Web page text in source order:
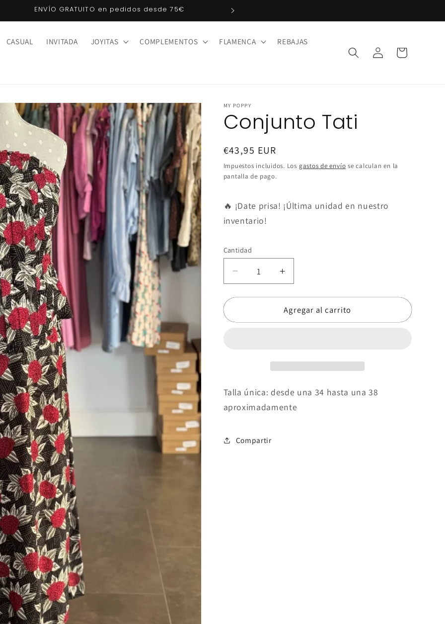
Klarna: compra ahora, paga después. ¡Sin intereses!
CASUAL INVITADA JOYITAS COMPLEMENTOS FLAMENCA REBAJAS
Iniciar
sesión
Carrito
MY POPPY
Conjunto Tati
Precio
habitual
€43,95 EUR
Impuestos incluidos. Los gastos de envío se calculan en la
pantalla de pago.
🔥 ¡Date prisa! ¡Última unidad en nuestro
inventario!
Cantidad
Reducir
cantidad
para
Tati
Aumentar
cantidad
para
Conjunto
Tati
Agregar al carrito
Talla única: desde una 34 hasta una 38
aproximadamente
Compartir